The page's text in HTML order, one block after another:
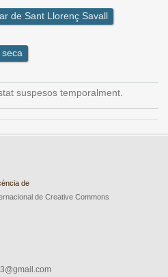
de Sant Llorenç Savall
suspesos temporalment.
de
de Creative Commons